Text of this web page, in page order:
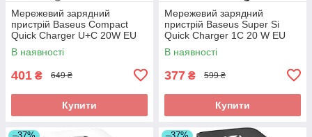
Мережевий зарядний
пристрій Baseus Compact
Quick Charger U+C 20W EU
black (CCXJ-B01)
В наявності
401 ₴ 649 ₴
Купити
Мережевий зарядний
пристрій Baseus Super Si
Quick Charger 1C 20 W EU
black (CCSUP-B01)
В наявності
377 ₴ 599 ₴
Купити